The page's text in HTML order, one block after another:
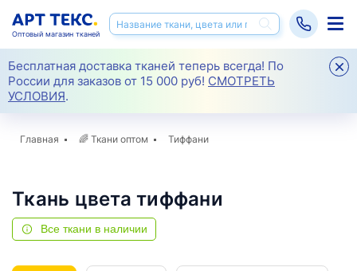
Бесплатная доставка тканей теперь всегда! По
России для заказов от 15 000 руб! СМОТРЕТЬ
УСЛОВИЯ.
Оптовый магазин тканей
Главная 🌈 Ткани оптом Тиффани
Ткань цвета тиффани
Все ткани в наличии